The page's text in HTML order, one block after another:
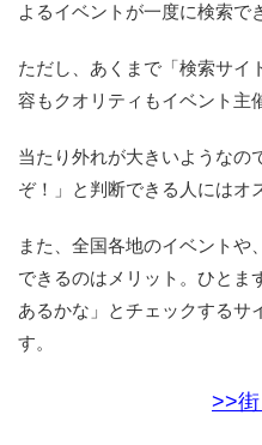
よるイベントが一度に検索で
ただし、あくまで「検索サイ
容もクオリティもイベント主
当たり外れが大きいようなの
ぞ！」と判断できる人にはオ
また、全国各地のイベントや
できるのはメリット。ひとま
あるかな」とチェックするサ
す。
>>